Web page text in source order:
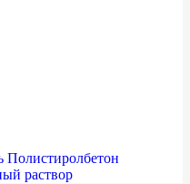
Полистиролбетон
раствор